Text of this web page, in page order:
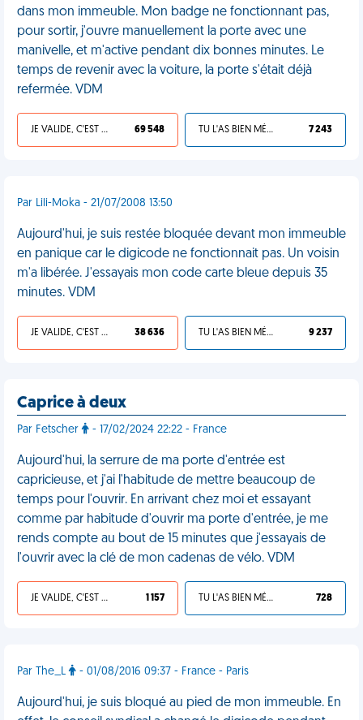
dans mon immeuble. Mon badge ne fonctionnant pas,
pour sortir, j'ouvre manuellement la porte avec une
manivelle, et m'active pendant dix bonnes minutes. Le
temps de revenir avec la voiture, la porte s'était déjà
refermée. VDM
JE VALIDE, C'EST UNE VDM 69 548 TU L'AS BIEN MÉRITÉ 7 243
Par Lili-Moka - 21/07/2008 13:50
Aujourd'hui, je suis restée bloquée devant mon immeuble
en panique car le digicode ne fonctionnait pas. Un voisin
m'a libérée. J'essayais mon code carte bleue depuis 35
minutes. VDM
JE VALIDE, C'EST UNE VDM 38 636 TU L'AS BIEN MÉRITÉ 9 237
Caprice à deux
Par Fetscher - 17/02/2024 22:22 - France
Aujourd'hui, la serrure de ma porte d'entrée est
capricieuse, et j'ai l'habitude de mettre beaucoup de
temps pour l'ouvrir. En arrivant chez moi et essayant
comme par habitude d'ouvrir ma porte d'entrée, je me
rends compte au bout de 15 minutes que j'essayais de
l'ouvrir avec la clé de mon cadenas de vélo. VDM
JE VALIDE, C'EST UNE VDM 1 157 TU L'AS BIEN MÉRITÉ 728
Par The_L - 01/08/2016 09:37 - France - Paris
Aujourd'hui, je suis bloqué au pied de mon immeuble. En